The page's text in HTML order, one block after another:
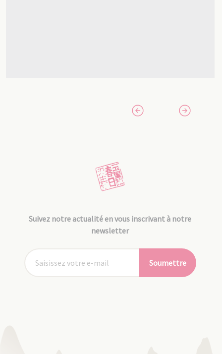
Suivez notre actualité en vous inscrivant à notre
newsletter
Soumettre